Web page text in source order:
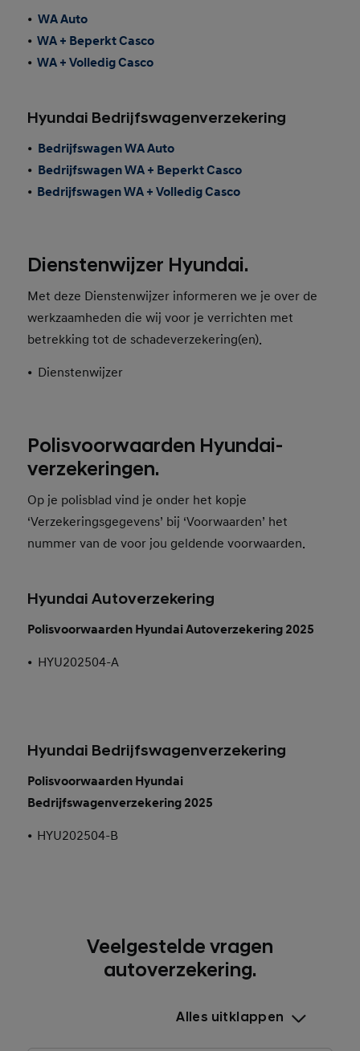
• WA Auto
•WA + Beperkt Casco
•WA + Volledig Casco
Hyundai Bedrijfswagenverzekering
• Bedrijfswagen WA Auto
• Bedrijfswagen WA + Beperkt Casco
• Bedrijfswagen WA + Volledig Casco
Dienstenwijzer Hyundai.
Met deze Dienstenwijzer informeren we je over de
werkzaamheden die wij voor je verrichten met
betrekking tot de schadeverzekering(en).
• Dienstenwijzer
Polisvoorwaarden Hyundai-
verzekeringen.
Op je polisblad vind je onder het kopje
‘Verzekeringsgegevens’ bij ‘Voorwaarden’ het
nummer van de voor jou geldende voorwaarden.
Hyundai Autoverzekering
Polisvoorwaarden Hyundai Autoverzekering 2025
• HYU202504-A
Hyundai Bedrijfswagenverzekering
Polisvoorwaarden Hyundai
Bedrijfswagenverzekering 2025
• HYU202504-B
Veelgestelde vragen
autoverzekering.
Alles uitklappen